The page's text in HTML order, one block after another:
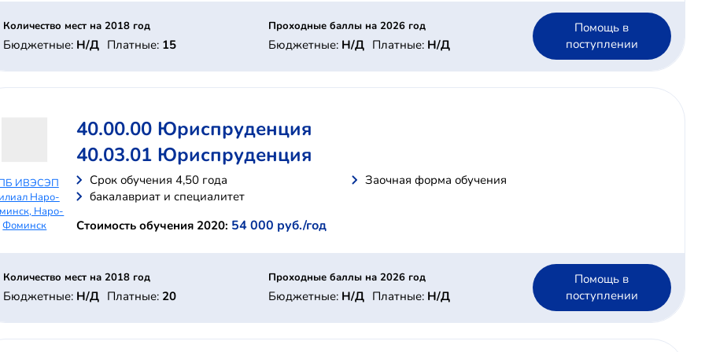
Количество мест на 2018 год
Бюджетные: Н/Д Платные: 15
Проходные баллы на 2026 год
Бюджетные: Н/Д Платные: Н/Д
Помощь в
поступлении
ИВЭСЭП
Наро-
Наро-
Фоминск
40.00.00 Юриспруденция
40.03.01 Юриспруденция
Cрок обучения 4,50 года
Заочная форма обучения
бакалавриат и специалитет
Стоимость обучения 2020: 54 000 руб./год
Количество мест на 2018 год
Бюджетные: Н/Д Платные: 20
Проходные баллы на 2026 год
Бюджетные: Н/Д Платные: Н/Д
Помощь в
поступлении